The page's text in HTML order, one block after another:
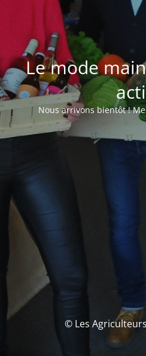
Le mode
Nous arrivons bientôt !
© Les